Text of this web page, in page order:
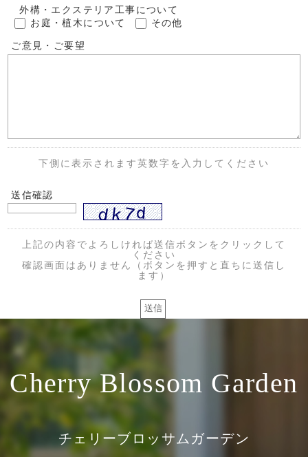
外構・エクステリア工事について
お庭・植木について
その他
ご意見・ご要望
下側に表示されます英数字を入力してください
送信確認
上記の内容でよろしければ送信ボタンをクリックして
ください
確認画面はありません（ボタンを押すと直ちに送信し
ます）
Cherry Blossom Garden
チェリーブロッサムガーデン